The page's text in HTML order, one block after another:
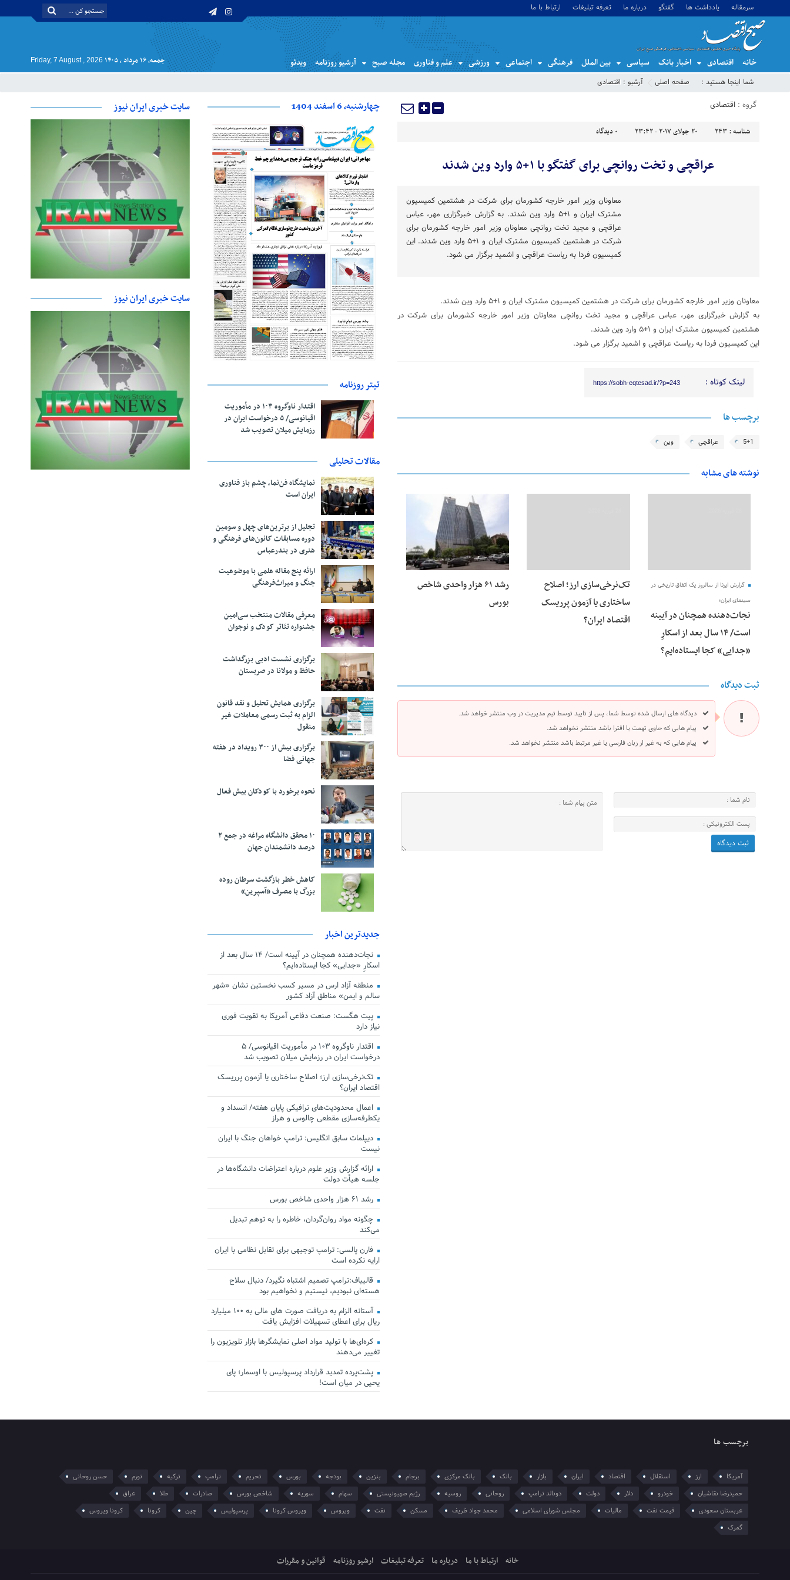
سرمقاله یادداشت ها گفتگو درباره ما تعرفه تبلیغات ارتباط با ما
خانه اقتصادی اخبار بانک سیاسی بین الملل فرهنگی اجتماعی ورزشی علم و فناوری مجله صبح آرشیو روزنامه ویدئو جمعه, ۱۶ مرداد , ۱۴۰۵ Friday, 7 August , 2026
شما اینجا هستید : صفحه اصلی آرشیو : اقتصادی
گروه : اقتصادی
شناسه : 243 20 جولای 2017 - 23:42 0 دیدگاه
عراقچی و تخت روانچی برای گفتگو با ۱+۵ وارد وین شدند
معاونان وزیر امور خارجه کشورمان برای شرکت در هشتمین کمیسیون
مشترک ایران و ۱+۵ وارد وین شدند. به گزارش خبرگزاری مهر، عباس
عراقچی و مجید تخت روانچی معاونان وزیر امور خارجه کشورمان برای
شرکت در هشتمین کمیسیون مشترک ایران و ۱+۵ وارد وین شدند. این
کمیسیون فردا به ریاست عراقچی و اشمید برگزار می شود.
معاونان وزیر امور خارجه کشورمان برای شرکت در هشتمین کمیسیون مشترک ایران و ۱+۵ وارد وین شدند.
به گزارش خبرگزاری مهر، عباس عراقچی و مجید تخت روانچی معاونان وزیر امور خارجه کشورمان برای شرکت در
هشتمین کمیسیون مشترک ایران و ۱+۵ وارد وین شدند.
این کمیسیون فردا به ریاست عراقچی و اشمید برگزار می شود.
لینک کوتاه : https://sobh-eqtesad.ir/?p=243
برچسب ها
5+1 عراقچی وین
نوشته های مشابه
گزارش ایرنا از سالروز یک اتفاق تاریخی در
سینمای ایران؛
نجات‌دهنده‌ همچنان در آیینه
است/ ۱۴ سال بعد از اسکارِ
«جدایی» کجا ایستاده‌ایم؟
تک‌نرخی‌سازی ارز؛ اصلاح
ساختاری یا آزمون پرریسک
اقتصاد ایران؟
رشد ۶۱ هزار واحدی شاخص
بورس
ثبت دیدگاه
دیدگاه های ارسال شده توسط شما، پس از تایید توسط تیم مدیریت در وب منتشر خواهد شد.
پیام هایی که حاوی تهمت یا افترا باشد منتشر نخواهد شد.
پیام هایی که به غیر از زبان فارسی یا غیر مرتبط باشد منتشر نخواهد شد.
چهارشنبه، 6 اسفند 1404
تیتر روزنامه
اقتدار ناوگروه ۱۰۳ در مأموریت‌
اقیانوسی/ ۵ درخواست ایران در
رزمایش میلان تصویب شد
مقالات تحلیلی
نمایشگاه فن‌نما، چشم باز فناوری
ایران است
تجلیل از بر‌ترین‌های چهل و سومین
دوره مسابقات کانون‌های فرهنگی و
هنری در بندرعباس
ارائه پنج مقاله علمی با موضوعیت
جنگ و میراث‌فرهنگی
معرفی مقالات منتخب سی‌امین
جشنواره تئاتر کودک و نوجوان
برگزاری نشست ادبی بزرگداشت
حافظ و مولانا در صربستان
برگزاری همایش تحلیل و نقد قانون
الزام به ثبت رسمی معاملات غیر
منقول
برگزاری بیش از ۳۰۰ رویداد در هفته
جهانی فضا
نحوه برخورد با کودکان بیش فعال
۱۰ محقق دانشگاه مراغه در جمع ۲
درصد دانشمندان جهان
کاهش خطر بازگشت سرطان روده
بزرگ با مصرف «آسپرین»
جدیدترین اخبار
نجات‌دهنده‌ همچنان در آیینه است/ ۱۴ سال بعد از
اسکارِ «جدایی» کجا ایستاده‌ایم؟
منطقه آزاد ارس در مسیر کسب نخستین نشان «شهر
سالم و ایمن» مناطق آزاد کشور
پیت هگست: صنعت دفاعی آمریکا به تقویت فوری
نیاز دارد
اقتدار ناوگروه ۱۰۳ در مأموریت‌ اقیانوسی/ ۵
درخواست ایران در رزمایش میلان تصویب شد
تک‌نرخی‌سازی ارز؛ اصلاح ساختاری یا آزمون پرریسک
اقتصاد ایران؟
اعمال محدودیت‌های ترافیکی پایان هفته/ انسداد و
یکطرفه‌سازی مقطعی چالوس و هراز
دیپلمات سابق انگلیس:‌ ترامپ خواهان جنگ با ایران
نیست
ارائه گزارش وزیر علوم درباره اعتراضات دانشگاه‌ها در
جلسه هیأت دولت
رشد ۶۱ هزار واحدی شاخص بورس
چگونه مواد روان‌گردان، خاطره را به توهم تبدیل
می‌کند
فارن پالسی: ترامپ توجیهی برای تقابل نظامی با ایران
ارایه نکرده است
قالیباف:ترامپ تصمیم اشتباه نگیرد/ دنبال سلاح
هسته‌ای نبودیم، نیستیم و نخواهیم بود
آستانه الزام به دریافت صورت های مالی به ۱۰۰ میلیارد
ریال برای اعطای تسهیلات افزایش یافت
کره‌ای‌ها با تولید مواد اصلی نمایشگرها بازار تلویزیون را
تغییر می‌دهند
پشت‌پرده تمدید قرارداد پرسپولیس با اوسمار؛ پای
یحیی در میان است!
سایت خبری ایران نیوز
سایت خبری ایران نیوز
برچسب ها
آمریکا ارز استقلال اقتصاد ایران بازار بانک بانک مرکزی برجام بنزین بودجه بورس تحریم ترامپ ترکیه تورم
حسن روحانی
حمیدرضا نقاشیان
خودرو دلار دولت دونالد ترامپ روحانی روسیه رژیم صهیونیستی سهام سوریه شاخص بورس صادرات طلا
عراق
عربستان سعودی
قیمت نفت مالیات مجلس شورای اسلامی محمد جواد ظریف مسکن نفت ویروس ویروس کرونا پرسپولیس چین کرونا
کرونا ویروس
گمرک
خانه ارتباط با ما درباره ما تعرفه تبلیغات ارشیو روزنامه قوانین و مقررات